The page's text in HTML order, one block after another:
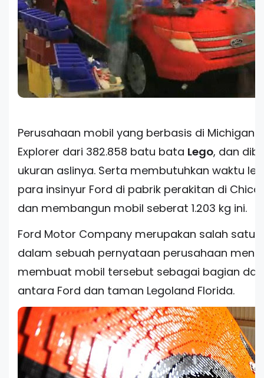
Perusahaan mobil yang berbasis di Michigan
Explorer dari 382.858 batu bata Lego, dan
ukuran aslinya. Serta membutuhkan waktu
para insinyur Ford di pabrik perakitan di
dan membangun mobil seberat 1.203 kg ini.
Ford Motor Company merupakan salah satu
dalam sebuah pernyataan perusahaan
membuat mobil tersebut sebagai bagian
antara Ford dan taman Legoland Florida.